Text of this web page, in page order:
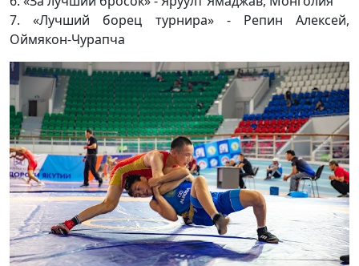
7. «Лучший борец турнира» - Репин Алексей,
Оймякон-Чурапча